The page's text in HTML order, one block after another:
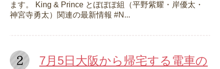
ます。 King & Prince とぽぽぽ組（平野紫耀・岸優太・
神宮寺勇太）関連の最新情報 #N...
7月5日大阪から帰宅する電車の